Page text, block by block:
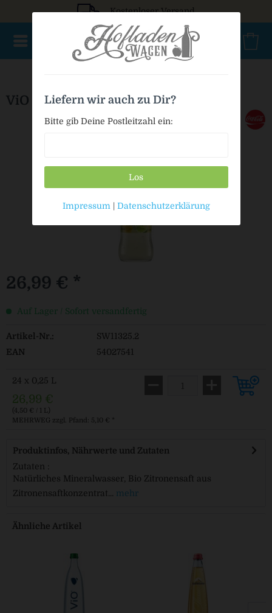
Kostenloser Versand
ViO Limo Zitrone & Limette - BIO
26,99 € *
Auf Lager / Sofort versandfertig
Artikel-Nr.:
SW11325.2
EAN
54027541
24 x 0,25 L
26,99 €
(4,50 € / 1 L)
MEHRWEG zzgl. Pfand: 5,10 € *
Produktinfos, Nährwerte und Zutaten
Zutaten :
Natürliches Mineralwasser, Bio Zitronensaft aus
Zitronensaftkonzentrat...
mehr
Ähnliche Artikel
Liefern wir auch zu Dir?
Bitte gib Deine Postleitzahl ein:
Los
Impressum | Datenschutzerklärung